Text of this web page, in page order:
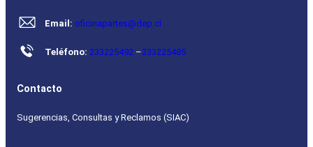
Email: oficinapartes@dep.cl
Teléfono: 233225492 –233225485
Contacto
Sugerencias, Consultas y Reclamos (SIAC)